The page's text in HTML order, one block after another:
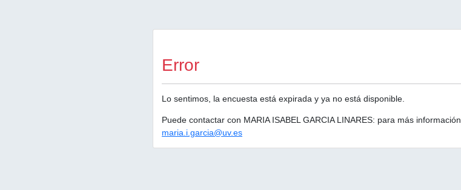
Error
Lo sentimos, la encuesta está expirada y ya no está disponible.
Puede contactar con MARIA ISABEL GARCIA LINARES: para más información
maria.i.garcia@uv.es